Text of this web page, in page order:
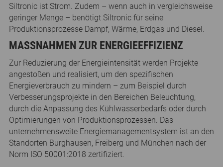
Siltronic ist Strom. Zudem – wenn auch in vergleichsweise
geringer Menge – benötigt Siltronic für seine
Produktionsprozesse Dampf, Wärme, Erdgas und Diesel.
MASSNAHMEN ZUR ENERGIEEFFIZIENZ
Zur Reduzierung der Energieintensität werden Projekte
angestoßen und realisiert, um den spezifischen
Energieverbrauch zu mindern – zum Beispiel durch
Verbesserungsprojekte in den Bereichen Beleuchtung,
durch die Anpassung des Kühlwasserbedarfs oder durch
Optimierungen von Produktionsprozessen. Das
unternehmensweite Energiemanagementsystem ist an den
Standorten Burghausen, Freiberg und München nach der
Norm ISO 50001:2018 zertifiziert.